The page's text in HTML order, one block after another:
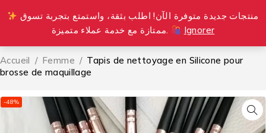
ممتازة مع خدمة عملاء متميزة.
Ignorer
0
Accueil / Femme / Tapis de nettoyage en Silicone pour
brosse de maquillage
-48%